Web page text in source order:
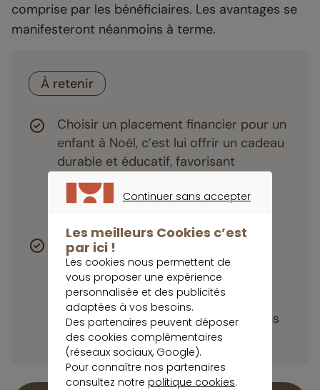
comprise par les bénéficiaires. Les avantages se
manifesteront néanmoins à terme.
À retenir
Choisir un placement financier pour un
enfant à Noël, c’est lui offrir un cadeau
durable et éducatif, favorisant
l’apprentissage financier et la
constitution d’un capital pour ses
Livret A, PEA, Assurance-vie : ces
options offrent une variété de choix
adaptés à différents besoins et
périodes de vie, plaçant ainsi l’avenir
financier des enfants entre des mains
expertes.
Continuer sans accepter
Les meilleurs Cookies c’est
par ici !
Les cookies nous permettent de
vous proposer une expérience
personnalisée et des publicités
adaptées à vos besoins.
Des partenaires peuvent déposer
des cookies complémentaires
(réseaux sociaux, Google).
Pour connaître nos partenaires
consultez notre politique cookies.